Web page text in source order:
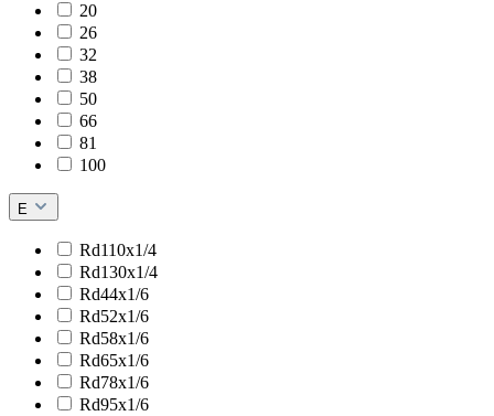
20
26
32
38
50
66
81
100
E
Rd110x1/4
Rd130x1/4
Rd44x1/6
Rd52x1/6
Rd58x1/6
Rd65x1/6
Rd78x1/6
Rd95x1/6